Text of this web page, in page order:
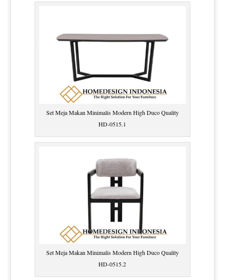
Set Meja Makan Minimalis Modern High Duco Quality
HD-0515.1
Set Meja Makan Minimalis Modern High Duco Quality
HD-0515.2